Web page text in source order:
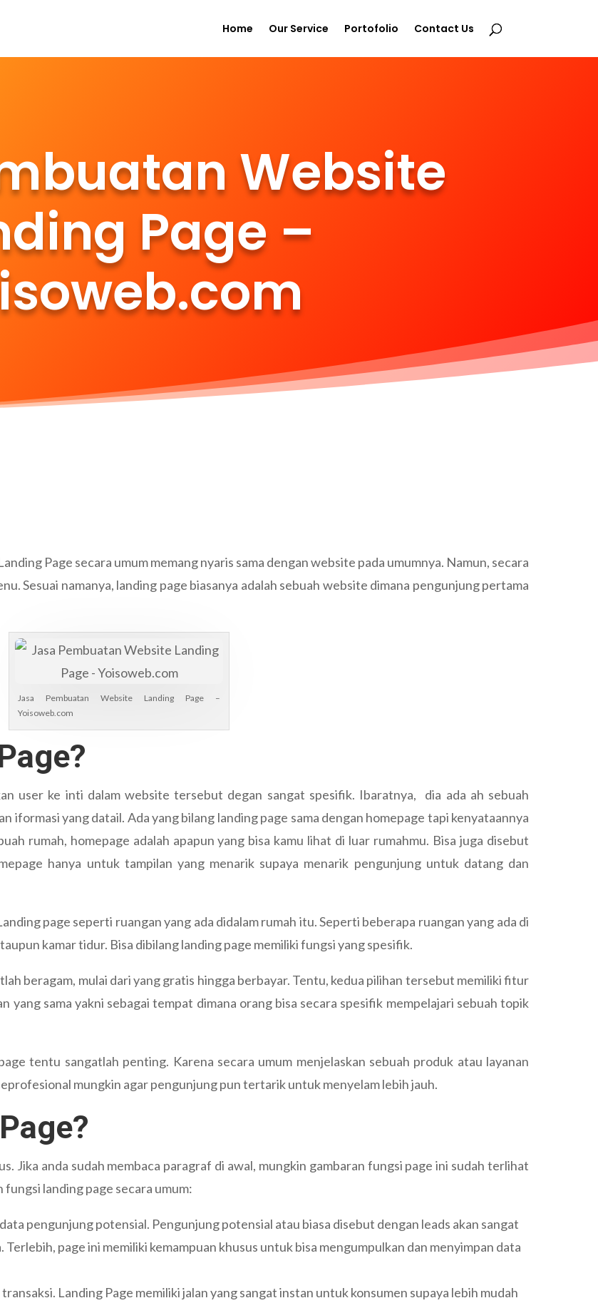
Home Our Service Portofolio Contact Us
Website
Page –
Page secara umum memang nyaris sama dengan website pada umumnya. Namun, secara
Sesuai namanya, landing page biasanya adalah sebuah website dimana pengunjung pertama
Jasa Pembuatan Website Landing Page –
Yoisoweb.com
user ke inti dalam website tersebut degan sangat spesifik. Ibaratnya, dia ada ah sebuah
iformasi yang datail. Ada yang bilang landing page sama dengan homepage tapi kenyataannya
rumah, homepage adalah apapun yang bisa kamu lihat di luar rumahmu. Bisa juga disebut
hanya untuk tampilan yang menarik supaya menarik pengunjung untuk datang dan
page seperti ruangan yang ada didalam rumah itu. Seperti beberapa ruangan yang ada di
kamar tidur. Bisa dibilang landing page memiliki fungsi yang spesifik.
beragam, mulai dari yang gratis hingga berbayar. Tentu, kedua pilihan tersebut memiliki fitur
yang sama yakni sebagai tempat dimana orang bisa secara spesifik mempelajari sebuah topik
tentu sangatlah penting. Karena secara umum menjelaskan sebuah produk atau layanan
mungkin agar pengunjung pun tertarik untuk menyelam lebih jauh.
Jika anda sudah membaca paragraf di awal, mungkin gambaran fungsi page ini sudah terlihat
landing page secara umum:
pengunjung potensial. Pengunjung potensial atau biasa disebut dengan leads akan sangat
page ini memiliki kemampuan khusus untuk bisa mengumpulkan dan menyimpan data
Landing Page memiliki jalan yang sangat instan untuk konsumen supaya lebih mudah